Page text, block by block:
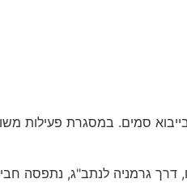
סמים. במסגרת פעילות